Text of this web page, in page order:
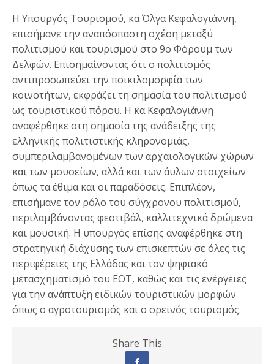
Η Υπουργός Τουρισμού, κα Όλγα Κεφαλογιάννη,
επισήμανε την αναπόσπαστη σχέση μεταξύ
πολιτισμού και τουρισμού στο 9ο Φόρουμ των
Δελφών. Επισημαίνοντας ότι ο πολιτισμός
αντιπροσωπεύει την ποικιλομορφία των
κοινοτήτων, εκφράζει τη σημασία του πολιτισμού
ως τουριστικού πόρου. Η κα Κεφαλογιάννη
αναφέρθηκε στη σημασία της ανάδειξης της
ελληνικής πολιτιστικής κληρονομιάς,
συμπεριλαμβανομένων των αρχαιολογικών χώρων
και των μουσείων, αλλά και των άυλων στοιχείων
όπως τα έθιμα και οι παραδόσεις. Επιπλέον,
επισήμανε τον ρόλο του σύγχρονου πολιτισμού,
περιλαμβάνοντας φεστιβάλ, καλλιτεχνικά δρώμενα
και μουσική. Η υπουργός επίσης αναφέρθηκε στη
στρατηγική διάχυσης των επισκεπτών σε όλες τις
περιφέρειες της Ελλάδας και τον ψηφιακό
μετασχηματισμό του ΕΟΤ, καθώς και τις ενέργειες
για την ανάπτυξη ειδικών τουριστικών μορφών
όπως ο αγροτουρισμός και ο ορεινός τουρισμός.
Share This